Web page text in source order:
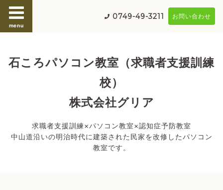
menu
0749-49-3211 お問い合わせ
石ころパソコン教室（求職者支援訓練
校）
株式会社グリア
求職者支援訓練×パソコン教室×認知症予防教室
中山道沿いの明治時代に建築された民家を改修したパソコン
教室です。